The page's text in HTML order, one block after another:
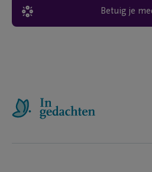
Betuig je